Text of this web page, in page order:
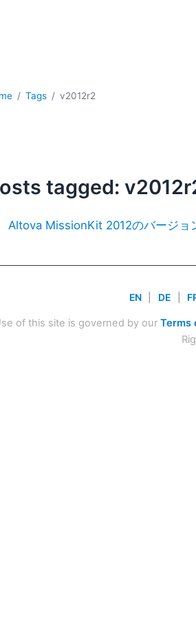
Tags v2012r2
tagged:
Altova MissionKit 2012のバージョ
EN DE
of this site is governed by our Terms